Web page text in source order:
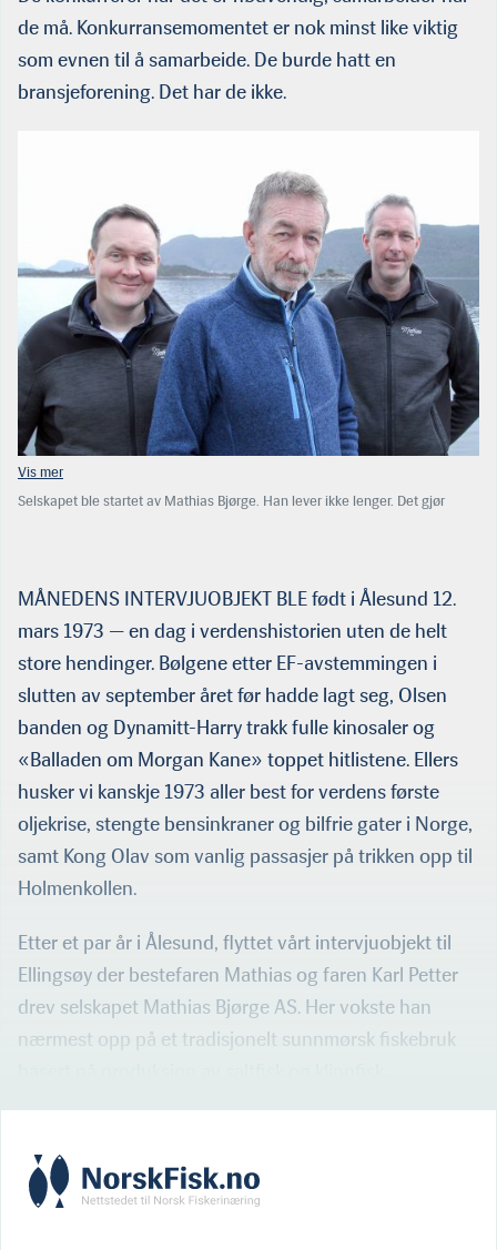
de må. Konkurransemomentet er nok minst like viktig
som evnen til å samarbeide. De burde hatt en
bransjeforening. Det har de ikke.
Selskapet ble startet av Mathias Bjørge. Han lever ikke lenger. Det gjør
MÅNEDENS INTERVJUOBJEKT BLE født i Ålesund 12.
mars 1973 — en dag i verdenshistorien uten de helt
store hendinger. Bølgene etter EF-avstemmingen i
slutten av september året før hadde lagt seg, Olsen
banden og Dynamitt-Harry trakk fulle kinosaler og
«Balladen om Morgan Kane» toppet hitlistene. Ellers
husker vi kanskje 1973 aller best for verdens første
oljekrise, stengte bensinkraner og bilfrie gater i Norge,
samt Kong Olav som vanlig passasjer på trikken opp til
Holmenkollen.
Etter et par år i Ålesund, flyttet vårt intervjuobjekt til
Ellingsøy der bestefaren Mathias og faren Karl Petter
drev selskapet Mathias Bjørge AS. Her vokste han
nærmest opp på et tradisjonelt sunnmørsk fiskebruk